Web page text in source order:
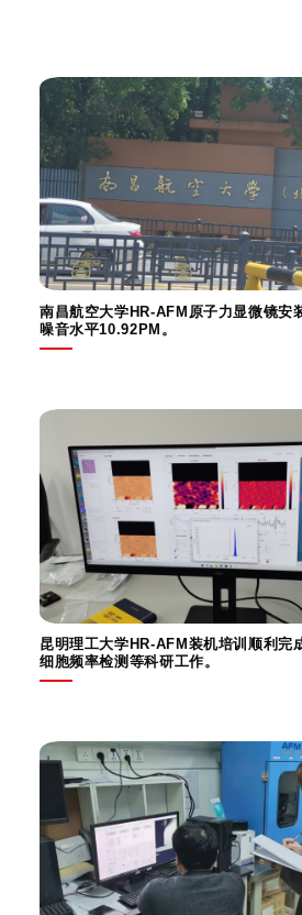
南昌航空大学HR-AFM原子力显微镜安
噪音水平10.92PM。
昆明理工大学HR-AFM装机培训顺利完
细胞频率检测等科研工作。